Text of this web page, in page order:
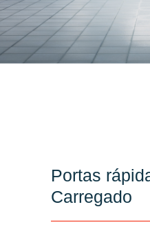
Portas
Carregado